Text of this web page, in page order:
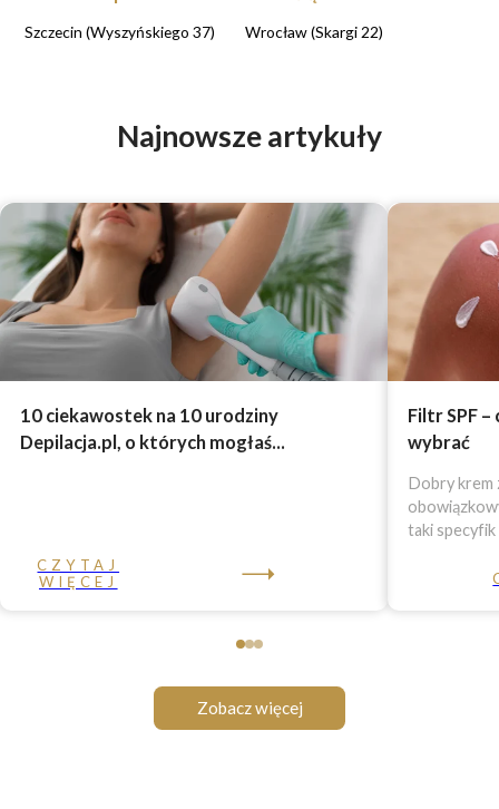
Szczecin (Wyszyńskiego 37) Wrocław (Skargi 22)
Najnowsze artykuły
10 ciekawostek na 10 urodziny
Depilacja.pl, o których mogłaś...
CZYTAJ
WIĘCEJ
Filtr SPF
wybrać
Dobry krem
taki specyfik
Zobacz więcej